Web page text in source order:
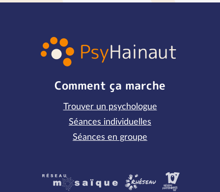
Comment ça marche
Trouver un psychologue
Séances individuelles
Séances en groupe
Partenaires